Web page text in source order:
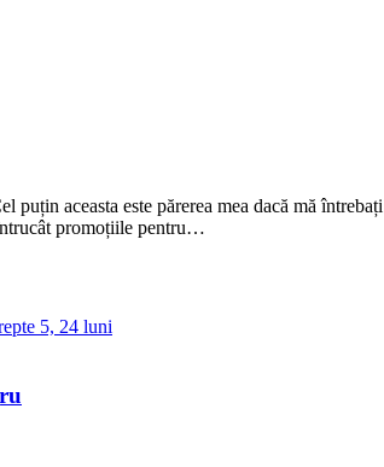
aceasta este părerea mea dacă mă
promoțiile pentru…